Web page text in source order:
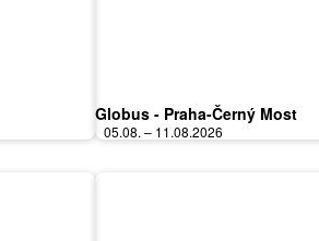
Globus - Praha-Černý Most
05.08. – 11.08.2026